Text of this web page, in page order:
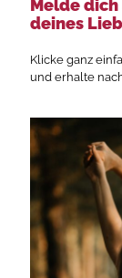
Melde
deines
Klicke ganz
und erhalte